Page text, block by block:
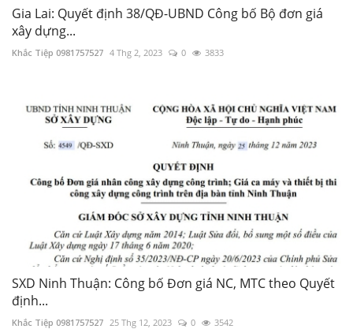
Gia Lai: Quyết định 38/QĐ-UBND Công bố Bộ đơn giá
xây dựng...
Khắc Tiệp 0981757527 4 Thg 2, 2023 0 3833
SXD Ninh Thuận: Công bố Đơn giá NC, MTC theo Quyết
định...
Khắc Tiệp 0981757527 25 Thg 12, 2023 0 3542